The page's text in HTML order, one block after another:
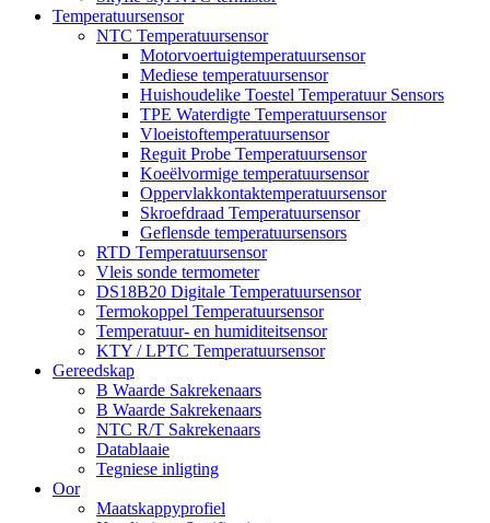
Temperatuursensor
NTC Temperatuursensor
Motorvoertuigtemperatuursensor
Mediese temperatuursensor
Huishoudelike Toestel Temperatuur Sensors
TPE Waterdigte Temperatuursensor
Vloeistoftemperatuursensor
Reguit Probe Temperatuursensor
Koeëlvormige temperatuursensor
Oppervlakkontaktemperatuursensor
Skroefdraad Temperatuursensor
Geflensde temperatuursensors
RTD Temperatuursensor
Vleis sonde termometer
DS18B20 Digitale Temperatuursensor
Termokoppel Temperatuursensor
Temperatuur- en humiditeitsensor
KTY / LPTC Temperatuursensor
Gereedskap
B Waarde Sakrekenaars
B Waarde Sakrekenaars
NTC R/T Sakrekenaars
Datablaaie
Tegniese inligting
Oor
Maatskappyprofiel